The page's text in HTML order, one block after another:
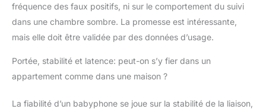
fréquence des faux positifs, ni sur le comportement du suivi
dans une chambre sombre. La promesse est intéressante,
mais elle doit être validée par des données d’usage.
Portée, stabilité et latence: peut-on s’y fier dans un
appartement comme dans une maison ?
La fiabilité d’un babyphone se joue sur la stabilité de la liaison,